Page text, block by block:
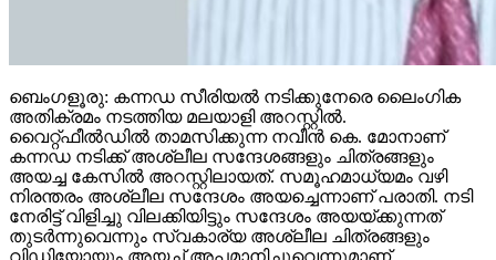
ബെംഗളൂരു: കന്നഡ സീരിയൽ നടിക്കുനേരെ ലൈംഗിക
അതിക്രമം നടത്തിയ മലയാളി അറസ്റ്റിൽ.
വൈറ്റ്‌ഫീൽഡിൽ താമസിക്കുന്ന നവീൻ കെ. മോനാണ്
കന്നഡ നടിക്ക് അശ്ലീല സന്ദേശങ്ങളും ചിത്രങ്ങളും
അയച്ച കേസിൽ അറസ്റ്റിലായത്. സമൂഹമാധ്യമം വഴി
നിരന്തരം അശ്ലീല സന്ദേശം അയച്ചെന്നാണ് പരാതി. നടി
നേരിട്ട് വിളിച്ചു വിലക്കിയിട്ടും സന്ദേശം അയയ്ക്കുന്നത്
തുടർന്നുവെന്നും സ്വകാര്യ അശ്ലീല ചിത്രങ്ങളും
വിഡിയോയും അയച്ച് അപമാനിച്ചുവെന്നുമാണ്